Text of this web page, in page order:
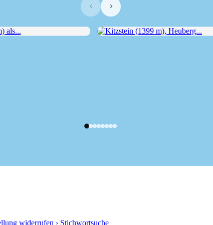
‹ ›
widerrufen › Stichwortsuche